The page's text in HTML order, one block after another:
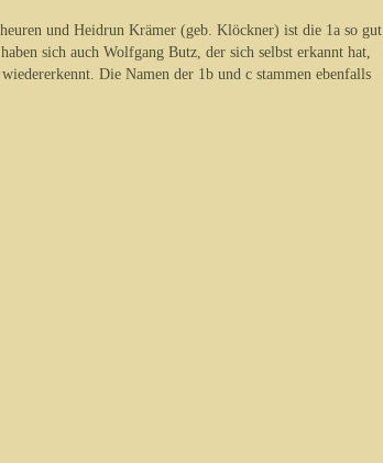
und Heidrun Krämer (geb. Klöckner) ist die 1a so gut
sich auch Wolfgang Butz, der sich selbst erkannt hat,
Die Namen der 1b und c stammen ebenfalls